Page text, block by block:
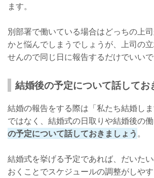
ます。
別部署で働いている場合はどっちの上
かと悩んでしまうでしょうが、上司の
せんので同じ日に報告するだけでいいで
結婚後の予定について話してお
結婚の報告をする際は「私たち結婚し
ではなく、結婚式の日取りや結婚後の働
の予定について話しておきましょう。
結婚式を挙げる予定であれば、だいた
おくことでスケジュールの調整がしや